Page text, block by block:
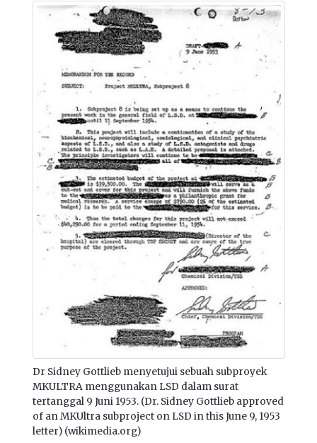
Dr Sidney Gottlieb menyetujui sebuah subproyek
MKULTRA menggunakan LSD dalam surat
tertanggal 9 Juni 1953. (Dr. Sidney Gottlieb approved
of an MKUltra subproject on LSD in this June 9, 1953
letter) (wikimedia.org)